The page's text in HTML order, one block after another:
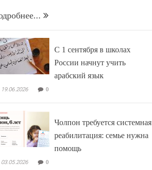
С 1 сентября в школах
России начнут учить
арабский язык
19.06.2026 0
Чолпон требуется системная
реабилитация: семье нужна
помощь
03.05.2026 0